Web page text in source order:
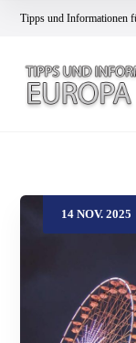
Tipps und Informationen
14 NOV. 2025